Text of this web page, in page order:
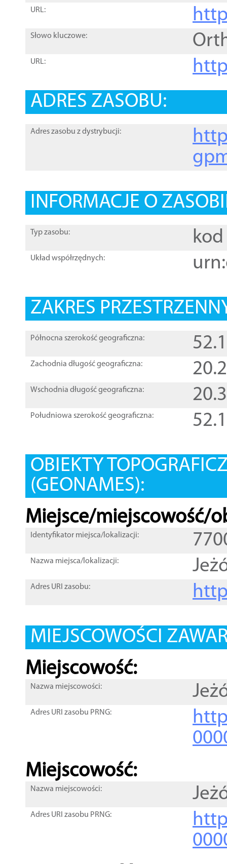
URL:
Słowo kluczowe:
URL:
ADRES ZASOBU:
Adres zasobu z dystrybucji:
INFORMACJE O
Typ zasobu: kod
Układ współrzędnych:
ZAKRES
Północna szerokość geograficzna:
Zachodnia długość geograficzna:
Wschodnia długość geograficzna:
Południowa szerokość geograficzna:
OBIEKTY
(GEONAMES):
Miejsce/miejscowość/
Identyfikator miejsca/lokalizacji:
Nazwa miejsca/lokalizacji:
Adres URI zasobu:
MIEJSCOWOŚCI
Miejscowość:
Nazwa miejscowości:
Adres URI zasobu PRNG:
Miejscowość:
Nazwa miejscowości:
Adres URI zasobu PRNG: